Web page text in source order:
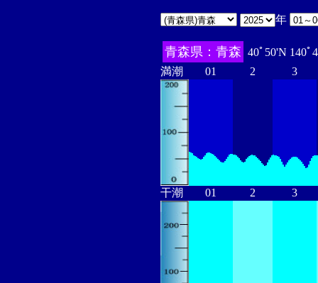
年
青森県：青森 40ﾟ50'N 140ﾟ
満潮
01 2 3
干潮 01 2 3